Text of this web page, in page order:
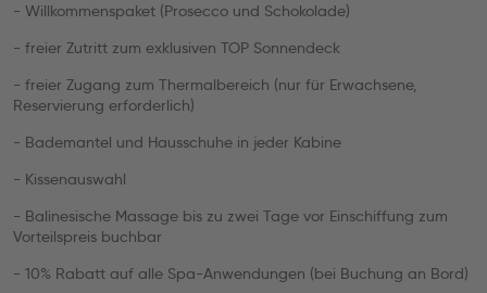
- Willkommenspaket (Prosecco und Schokolade)
- freier Zutritt zum exklusiven TOP Sonnendeck
- freier Zugang zum Thermalbereich (nur für Erwachsene,
Reservierung erforderlich)
- Bademantel und Hausschuhe in jeder Kabine
- Kissenauswahl
- Balinesische Massage bis zu zwei Tage vor Einschiffung zum
Vorteilspreis buchbar
- 10% Rabatt auf alle Spa-Anwendungen (bei Buchung an Bord)